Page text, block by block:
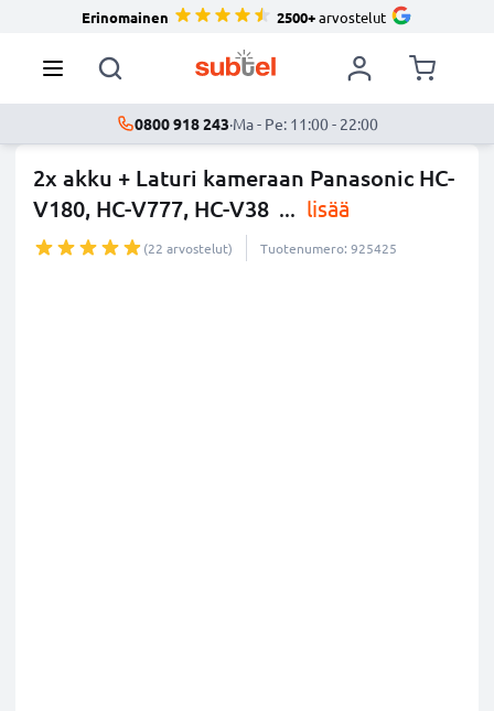
Erinomainen 2500+arvostelut
0800 918 243·Ma - Pe: 11:00 - 22:00
2x akku + Laturi kameraan Panasonic HC-
V180, HC-V777, HC-V38 ... lisää
(22 arvostelut) Tuotenumero: 925425